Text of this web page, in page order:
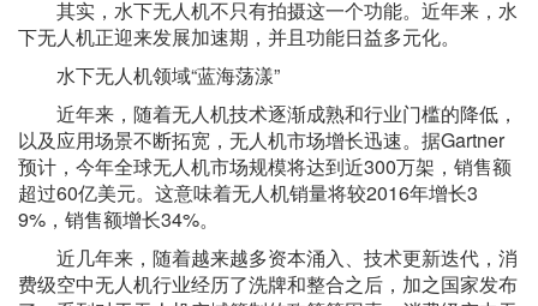
其实，水下无人机不只有拍摄这一个功能。近年来，水
下无人机正迎来发展加速期，并且功能日益多元化。
水下无人机领域“蓝海荡漾”
近年来，随着无人机技术逐渐成熟和行业门槛的降低，
以及应用场景不断拓宽，无人机市场增长迅速。据Gartner
预计，今年全球无人机市场规模将达到近300万架，销售额
超过60亿美元。这意味着无人机销量将较2016年增长3
9%，销售额增长34%。
近几年来，随着越来越多资本涌入、技术更新迭代，消
费级空中无人机行业经历了洗牌和整合之后，加之国家发布